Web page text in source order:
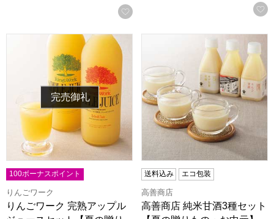
お気に入りに登録する
りんごワーク 完熟アップルジュースセット【夏の贈りもの
完売御礼
100ボーナスポイント
りんごワーク
りんごワーク 完熟アップル
高善商店 純米甘酒3種セット
送料込み エコ包装
高善商店
高善商店 純米甘酒3種セット